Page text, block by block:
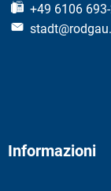
+49 6106
Informazioni